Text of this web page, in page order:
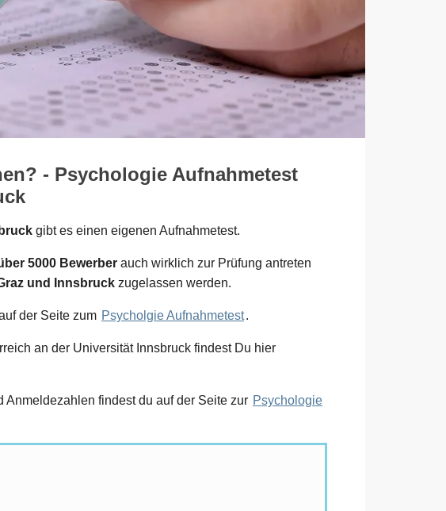
- Psychologie Aufnahmetest
gibt es einen eigenen Aufnahmetest.
5000 Bewerber auch wirklich zur Prüfung antreten
und Innsbruck zugelassen werden.
der Seite zum Psycholgie Aufnahmetest.
an der Universität Innsbruck findest Du hier
findest du auf der Seite zur Psychologie